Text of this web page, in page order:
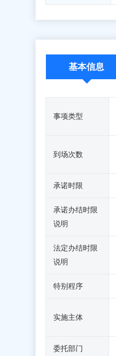
基本信息
事项类型
到场次数
承诺时限
承诺办结时限
说明
法定办结时限
说明
特别程序
实施主体
委托部门